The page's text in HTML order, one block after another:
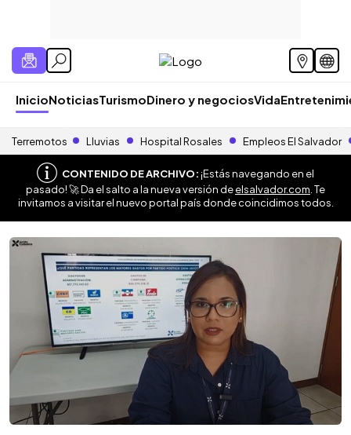
InicioNoticiasTurismoDinero y negociosVida
Terremotos Lluvias Hospital Rosales Empleos El Salvador
CONTENIDO DE ARCHIVO:¡Estás navegando en el
pasado! 🚀 Da el salto a la nueva versión deelsalvador.com . Te
invitamos a visitar el nuevo portal país donde coincidimos todos.